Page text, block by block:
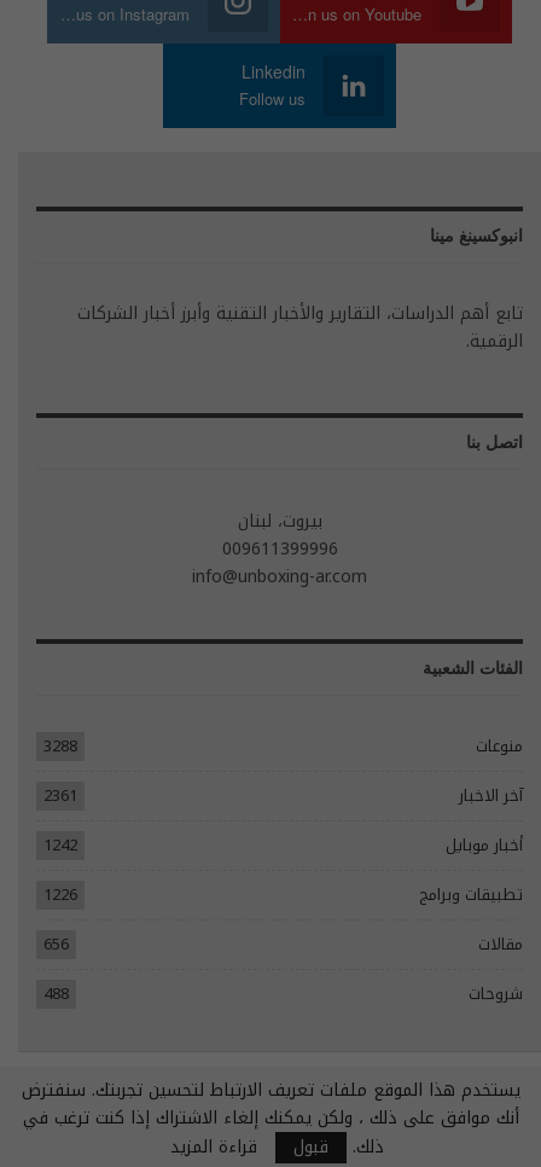
Join us on Youtube
Join us on Instagram
Linkedin
Follow us
انبوكسينغ مينا
تابع أهم الدراسات، التقارير والأخبار التقنية وأبرز أخبار الشركات
الرقمية.
اتصل بنا
بيروت، لبنان
009611399996
info@unboxing-ar.com
الفئات الشعبية
منوعات
3288
آخر الاخبار
2361
أخبار موبايل
1242
تطبيقات وبرامج
1226
مقالات
656
شروحات
488
© 2026 - جميع الحقوق محفوظة.
تصميم مواقع انترنت: Tecomsa
يستخدم هذا الموقع ملفات تعريف الارتباط لتحسين تجربتك. سنفترض
أنك موافق على ذلك ، ولكن يمكنك إلغاء الاشتراك إذا كنت ترغب في
ذلك.
قبول قراءة المزيد